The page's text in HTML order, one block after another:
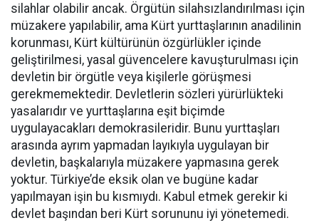
silahlar olabilir ancak. Örgütün silahsızlandırılması için
müzakere yapılabilir, ama Kürt yurttaşlarının anadilinin
korunması, Kürt kültürünün özgürlükler içinde
geliştirilmesi, yasal güvencelere kavuşturulması için
devletin bir örgütle veya kişilerle görüşmesi
gerekmemektedir. Devletlerin sözleri yürürlükteki
yasalarıdır ve yurttaşlarına eşit biçimde
uygulayacakları demokrasileridir. Bunu yurttaşları
arasında ayrım yapmadan layıkıyla uygulayan bir
devletin, başkalarıyla müzakere yapmasına gerek
yoktur. Türkiye’de eksik olan ve bugüne kadar
yapılmayan işin bu kısmıydı. Kabul etmek gerekir ki
devlet başından beri Kürt sorununu iyi yönetemedi.